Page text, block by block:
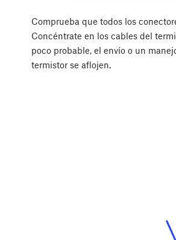
Comprueba que todos los
Concéntrate en los cables del
poco probable, el envío o un
termistor se aflojen.